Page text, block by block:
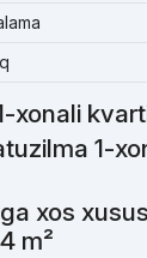
xonali
1-
xos
m²